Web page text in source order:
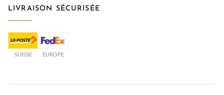
LIVRAISON SÉCURISÉE
SUISSE EUROPE